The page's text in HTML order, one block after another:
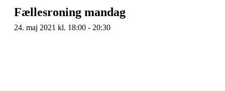
Fællesroning mandag
24. maj 2021 kl. 18:00 - 20:30